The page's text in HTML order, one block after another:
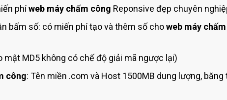
phíweb máy chấm công Reponsive đẹp chuyên
bấm số: có miến phí tạo và thêm số choweb máy
mật MD5 không có chế độ giải mã ngược lại)
công: Tên miền .com và Host 1500MB dung lượng,